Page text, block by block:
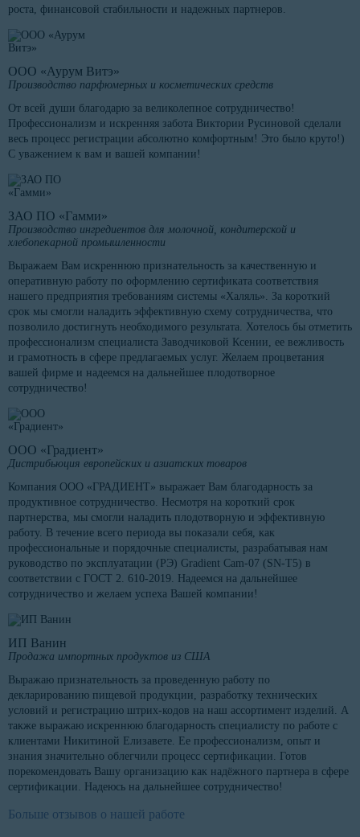
роста, финансовой стабильности и надежных партнеров.
ООО «Аурум Витэ»
Производство парфюмерных и косметических средств
От всей души благодарю за великолепное сотрудничество!
Профессионализм и искренняя забота Виктории Русиновой сделали
весь процесс регистрации абсолютно комфортным! Это было круто!)
С уважением к вам и вашей компании!
ЗАО ПО «Гамми»
Производство ингредиентов для молочной, кондитерской и
хлебопекарной промышленности
Выражаем Вам искреннюю признательность за качественную и
оперативную работу по оформлению сертификата соответствия
нашего предприятия требованиям системы «Халяль». За короткий
срок мы смогли наладить эффективную схему сотрудничества, что
позволило достигнуть необходимого результата. Хотелось бы отметить
профессионализм специалиста Заводчиковой Ксении, ее вежливость
и грамотность в сфере предлагаемых услуг. Желаем процветания
вашей фирме и надеемся на дальнейшее плодотворное
сотрудничество!
ООО «Градиент»
Дистрибьюция европейских и азиатских товаров
Компания ООО «ГРАДИЕНТ» выражает Вам благодарность за
продуктивное сотрудничество. Несмотря на короткий срок
партнерства, мы смогли наладить плодотворную и эффективную
работу. В течение всего периода вы показали себя, как
профессиональные и порядочные специалисты, разрабатывая нам
руководство по эксплуатации (РЭ) Gradient Cam-07 (SN-T5) в
соответствии с ГОСТ 2. 610-2019. Надеемся на дальнейшее
сотрудничество и желаем успеха Вашей компании!
ИП Ванин
Продажа импортных продуктов из США
Выражаю признательность за проведенную работу по
декларированию пищевой продукции, разработку технических
условий и регистрацию штрих-кодов на наш ассортимент изделий. А
также выражаю искреннюю благодарность специалисту по работе с
клиентами Никитиной Елизавете. Ее профессионализм, опыт и
знания значительно облегчили процесс сертификации. Готов
порекомендовать Вашу организацию как надёжного партнера в сфере
сертификации. Надеюсь на дальнейшее сотрудничество!
Больше отзывов о нашей работе